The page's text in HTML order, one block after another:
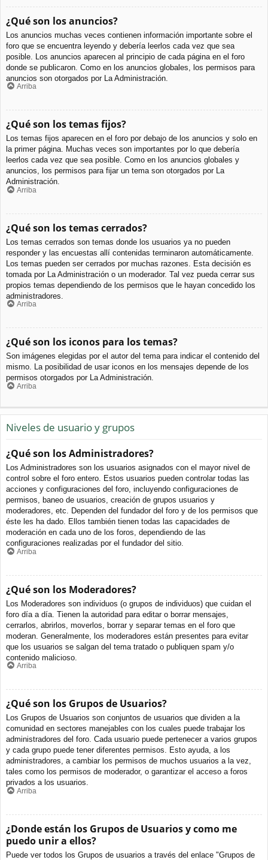
¿Qué son los anuncios?
Los anuncios muchas veces contienen información importante sobre el
foro que se encuentra leyendo y debería leerlos cada vez que sea
posible. Los anuncios aparecen al principio de cada página en el foro
donde se publicaron. Como en los anuncios globales, los permisos para
anuncios son otorgados por La Administración.
Arriba
¿Qué son los temas fijos?
Los temas fijos aparecen en el foro por debajo de los anuncios y solo en
la primer página. Muchas veces son importantes por lo que debería
leerlos cada vez que sea posible. Como en los anuncios globales y
anuncios, los permisos para fijar un tema son otorgados por La
Administración.
Arriba
¿Qué son los temas cerrados?
Los temas cerrados son temas donde los usuarios ya no pueden
responder y las encuestas allí contenidas terminaron automáticamente.
Los temas pueden ser cerrados por muchas razones. Esta decisión es
tomada por La Administración o un moderador. Tal vez pueda cerrar sus
propios temas dependiendo de los permisos que le hayan concedido los
administradores.
Arriba
¿Qué son los iconos para los temas?
Son imágenes elegidas por el autor del tema para indicar el contenido del
mismo. La posibilidad de usar iconos en los mensajes depende de los
permisos otorgados por La Administración.
Arriba
Niveles de usuario y grupos
¿Qué son los Administradores?
Los Administradores son los usuarios asignados con el mayor nivel de
control sobre el foro entero. Estos usuarios pueden controlar todas las
acciones y configuraciones del foro, incluyendo configuraciones de
permisos, baneo de usuarios, creación de grupos usuarios y
moderadores, etc. Dependen del fundador del foro y de los permisos que
éste les ha dado. Ellos también tienen todas las capacidades de
moderación en cada uno de los foros, dependiendo de las
configuraciones realizadas por el fundador del sitio.
Arriba
¿Qué son los Moderadores?
Los Moderadores son individuos (o grupos de individuos) que cuidan el
foro día a día. Tienen la autoridad para editar o borrar mensajes,
cerrarlos, abrirlos, moverlos, borrar y separar temas en el foro que
moderan. Generalmente, los moderadores están presentes para evitar
que los usuarios se salgan del tema tratado o publiquen spam y/o
contenido malicioso.
Arriba
¿Qué son los Grupos de Usuarios?
Los Grupos de Usuarios son conjuntos de usuarios que dividen a la
comunidad en sectores manejables con los cuales puede trabajar los
administradores del foro. Cada usuario puede pertenecer a varios grupos
y cada grupo puede tener diferentes permisos. Esto ayuda, a los
administradores, a cambiar los permisos de muchos usuarios a la vez,
tales como los permisos de moderador, o garantizar el acceso a foros
privados a los usuarios.
Arriba
¿Donde están los Grupos de Usuarios y como me
puedo unir a ellos?
Puede ver todos los Grupos de usuarios a través del enlace "Grupos de